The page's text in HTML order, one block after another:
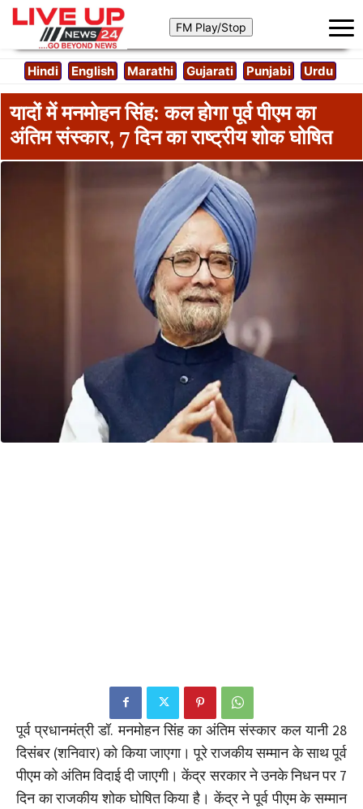
Hindi English Marathi Gujarati Punjabi Urdu
यादों में मनमोहन सिंह: कल होगा पूर्व पीएम का
अंतिम संस्कार, 7 दिन का राष्ट्रीय शोक घोषित
पूर्व प्रधानमंत्री डॉ. मनमोहन सिंह का अंतिम संस्कार कल यानी 28
दिसंबर (शनिवार) को किया जाएगा। पूरे राजकीय सम्मान के साथ पूर्व
पीएम को अंतिम विदाई दी जाएगी। केंद्र सरकार ने उनके निधन पर 7
दिन का राजकीय शोक घोषित किया है। केंद्र ने पूर्व पीएम के सम्मान